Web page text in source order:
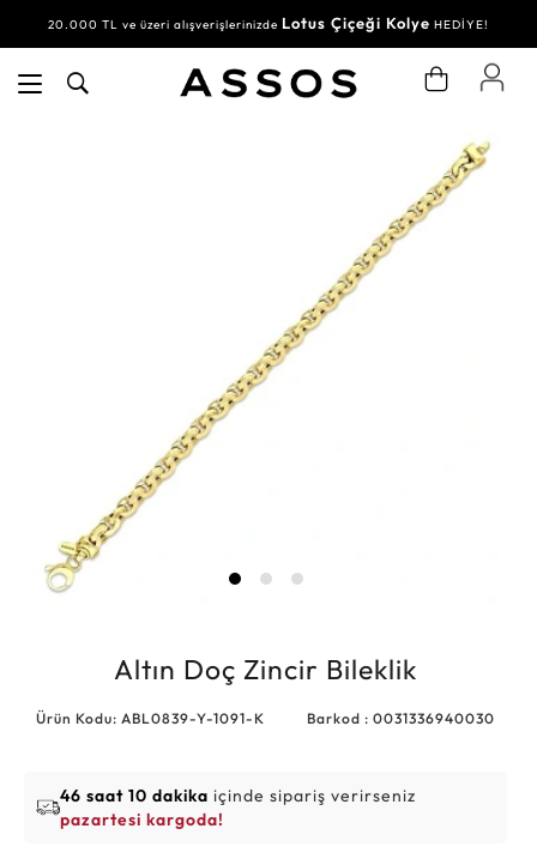
20.000 TL ve üzeri alışverişlerinizde Lotus Çiçeği Kolye HEDİYE!
Altın Doç Zincir Bileklik
Ürün Kodu: ABL0839-Y-1091-K Barkod : 0031336940030
46 saat 10 dakika içinde sipariş verirseniz
pazartesi kargoda!